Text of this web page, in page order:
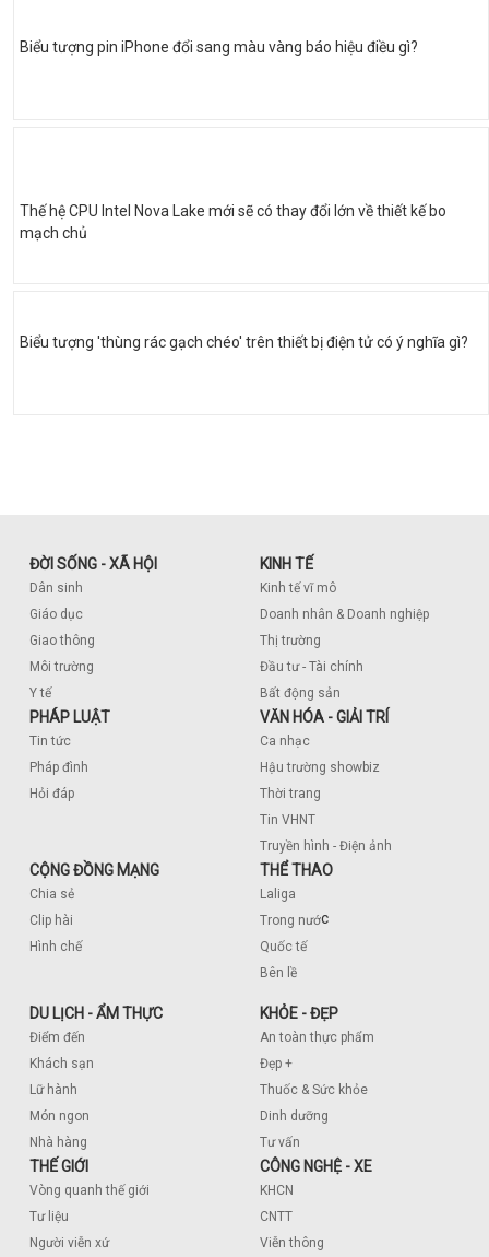
Biểu tượng pin iPhone đổi sang màu vàng báo hiệu điều gì?
Thế hệ CPU Intel Nova Lake mới sẽ có thay đổi lớn về thiết kế bo
mạch chủ
Biểu tượng 'thùng rác gạch chéo' trên thiết bị điện tử có ý nghĩa gì?
ĐỜI SỐNG - XÃ HỘI
Dân sinh
Giáo dục
Giao thông
Môi trường
Y tế
KINH TẾ
Kinh tế vĩ mô
Doanh nhân & Doanh nghiệp
Thị trường
Đầu tư - Tài chính
Bất động sản
PHÁP LUẬT
Tin tức
Pháp đình
Hỏi đáp
VĂN HÓA - GIẢI TRÍ
Ca nhạc
Hậu trường showbiz
Thời trang
Tin VHNT
Truyền hình - Điện ảnh
CỘNG ĐỒNG MẠNG
Chia sẻ
Clip hài
Hình chế
THỂ THAO
Laliga
Trong nước
Quốc tế
Bên lề
DU LỊCH - ẨM THỰC
Điểm đến
Khách sạn
Lữ hành
Món ngon
Nhà hàng
KHỎE - ĐẸP
An toàn thực phẩm
Đẹp +
Thuốc & Sức khỏe
Dinh dưỡng
Tư vấn
THẾ GIỚI
Vòng quanh thế giới
Tư liệu
Người viễn xứ
CÔNG NGHỆ - XE
KHCN
CNTT
Viễn thông